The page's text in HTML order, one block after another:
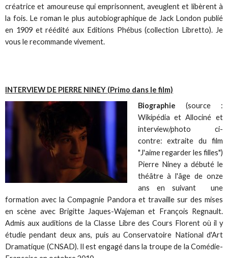
créatrice et amoureuse qui emprisonnent, aveuglent et libèrent à
la fois. Le roman le plus autobiographique de Jack London publié
en 1909 et réédité aux Editions Phébus (collection Libretto). Je
vous le recommande vivement.
INTERVIEW DE PIERRE NINEY (Primo dans le film)
Biographie (source :
Wikipédia et Allociné et
interview/photo ci-
contre: extraite du film
"J'aime regarder les filles")
Pierre Niney a débuté le
théâtre à l'âge de onze
ans en suivant une
formation avec la Compagnie Pandora et travaille sur des mises
en scène avec Brigitte Jaques-Wajeman et François Regnault.
Admis aux auditions de la Classe Libre des Cours Florent où il y
étudie pendant deux ans, puis au Conservatoire National d'Art
Dramatique (CNSAD). Il est engagé dans la troupe de la Comédie-